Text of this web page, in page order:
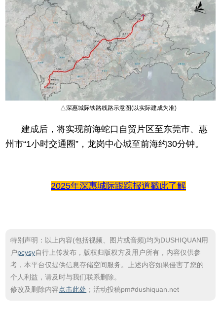
△深惠城际铁路线路示意图(以实际建成为准)
建成后，将实现前海蛇口自贸片区至东莞市、惠
州市“1小时交通圈”，龙岗中心城至前海约30分钟。
2025年深惠城际跟踪报道戳此了解
特别声明：以上内容(包括视频、图片或音频)均为DUSHIQUAN用
户pcysy自行上传发布，版权归版权方及用户所有，内容仅供参
考，本平台仅提供信息存储空间服务。上述内容如果侵害了您的
个人利益，请及时与我们联系删除。
修改及删除内容点击此处 ；活动投稿pm#dushiquan.net